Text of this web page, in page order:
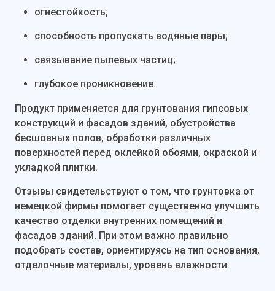
огнестойкость;
способность пропускать водяные пары;
связывание пылевых частиц;
глубокое проникновение.
Продукт применяется для грунтования гипсовых
конструкций и фасадов зданий, обустройства
бесшовных полов, обработки различных
поверхностей перед оклейкой обоями, окраской и
укладкой плитки.
Отзывы свидетельствуют о том, что грунтовка от
немецкой фирмы помогает существенно улучшить
качество отделки внутренних помещений и
фасадов зданий. При этом важно правильно
подобрать состав, ориентируясь на тип основания,
отделочные материалы, уровень влажности.